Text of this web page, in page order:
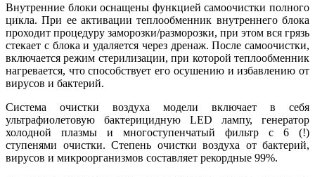
Внутренние блоки оснащены функцией самоочистки полного
цикла. При ее активации теплообменник внутреннего блока
проходит процедуру заморозки/разморозки, при этом вся грязь
стекает с блока и удаляется через дренаж. После самоочистки,
включается режим стерилизации, при которой теплообменник
нагревается, что способствует его осушению и избавлению от
вирусов и бактерий.
Система очистки воздуха модели включает в себя
ультрафиолетовую бактерицидную LED лампу, генератор
холодной плазмы и многоступенчатый фильтр с 6 (!)
ступенями очистки. Степень очистки воздуха от бактерий,
вирусов и микроорганизмов составляет рекордные 99%.